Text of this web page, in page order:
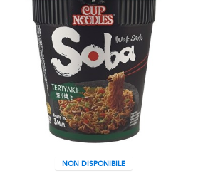
NON DISPONIBILE